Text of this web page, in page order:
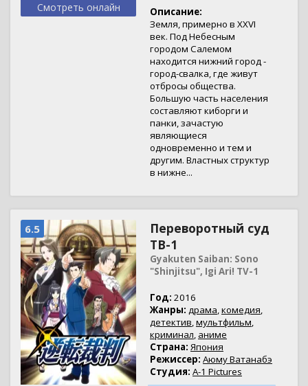
Смотреть онлайн
Описание:
Земля, примерно в XXVI
век. Под Небесным
городом Салемом
находится нижний город -
город-свалка, где живут
отбросы общества.
Большую часть населения
составляют киборги и
панки, зачастую
являющиеся
одновременно и тем и
другим. Властных структур
в нижне...
6.5
Переворотный суд
ТВ-1
Gyakuten Saiban: Sono
"Shinjitsu", Igi Ari! TV-1
Год: 2016
Жанры: драма,комедия,
детектив,мультфильм,
криминал, аниме
Страна: Япония
Режиссер: Аюму Ватанабэ
Студия: A-1 Pictures